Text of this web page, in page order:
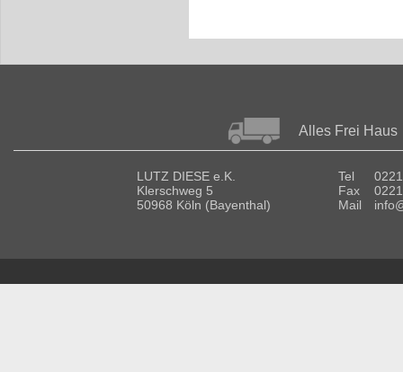
Alles Frei Haus
LUTZ DIESE e.K.
Klerschweg 5
50968 Köln (Bayenthal)
Tel
Fax
Mail